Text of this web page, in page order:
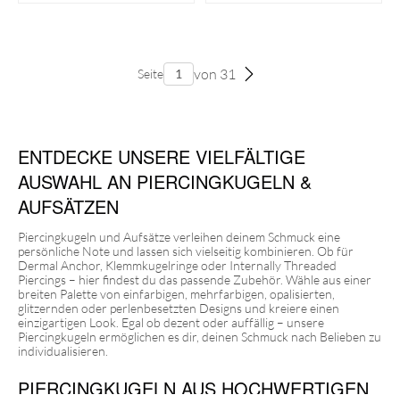
Seite von 31
ENTDECKE UNSERE VIELFÄLTIGE
AUSWAHL AN PIERCINGKUGELN &
AUFSÄTZEN
Piercingkugeln und Aufsätze verleihen deinem Schmuck eine
persönliche Note und lassen sich vielseitig kombinieren. Ob für
Dermal Anchor, Klemmkugelringe oder Internally Threaded
Piercings – hier findest du das passende Zubehör. Wähle aus einer
breiten Palette von einfarbigen, mehrfarbigen, opalisierten,
glitzernden oder perlenbesetzten Designs und kreiere einen
einzigartigen Look. Egal ob dezent oder auffällig – unsere
Piercingkugeln ermöglichen es dir, deinen Schmuck nach Belieben zu
individualisieren.
PIERCINGKUGELN AUS HOCHWERTIGEN